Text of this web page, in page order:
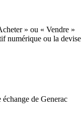
» ou « Vendre »
numérique ou la devise
de Generac